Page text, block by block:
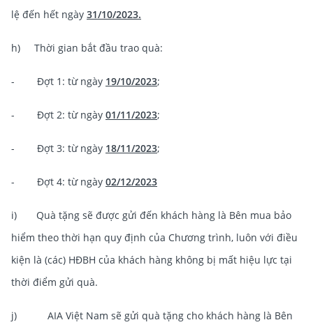
lệ đến hết ngày 31/10/2023.
h) Thời gian bắt đầu trao quà:
- Đợt 1: từ ngày 19/10/2023;
- Đợt 2: từ ngày 01/11/2023;
- Đợt 3: từ ngày 18/11/2023;
- Đợt 4: từ ngày 02/12/2023
i) Quà tặng sẽ được gửi đến khách hàng là Bên mua bảo
hiểm theo thời hạn quy định của Chương trình, luôn với điều
kiện là (các) HĐBH của khách hàng không bị mất hiệu lực tại
thời điểm gửi quà.
j) AIA Việt Nam sẽ gửi quà tặng cho khách hàng là Bên